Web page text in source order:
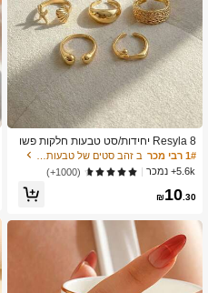
4.85 2.2K עוקבים
4.85 2.2K עוקבים
4.85 2.2K עוקבים
Resyla 8 יחידות/סט טבעות חלקות פשו
טות בסגנון וינטג', טבעות כוכבי ים בוהמיו
ת מותאמות אישית, טבעות אופנתיות, מת
נה עבורה
1# רבי מכר
5.6k+ נמכר
(1000+)
₪10.30